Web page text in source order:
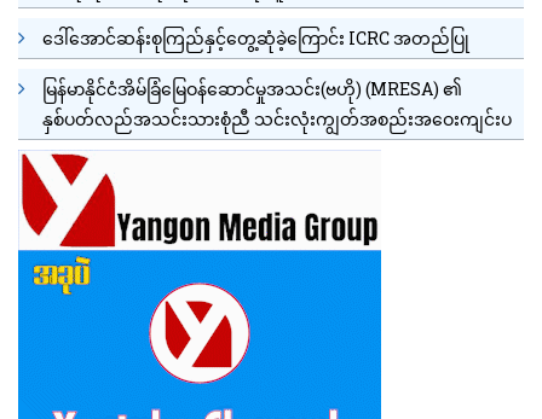
ဒေါ်အောင်ဆန်းစုကြည်နှင့်တွေ့ဆုံခဲ့ကြောင်း ICRC အတည်ပြု
မြန်မာနိုင်ငံအိမ်ခြံမြေဝန်ဆောင်မှုအသင်း(ဗဟို) (MRESA) ၏
နှစ်ပတ်လည်အသင်းသားစုံညီ သင်းလုံးကျွတ်အစည်းအဝေးကျင်းပ